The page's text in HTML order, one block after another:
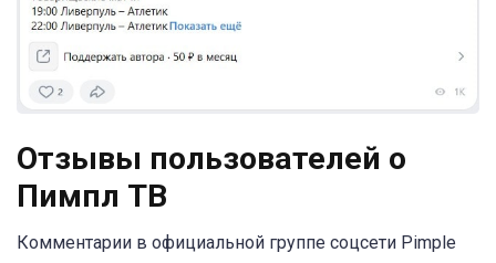
Отзывы пользователей о
Пимпл ТВ
Комментарии в официальной группе соцсети Pimple